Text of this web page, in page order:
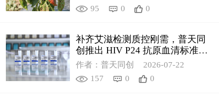
95
0 0
补齐艾滋检测质控刚需，普天同
创推出 HIV P24 抗原血清标准物
质
作者：普天同创
2026-07-22
157
0 0